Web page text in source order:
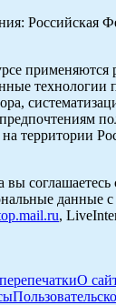
Российская
применяются
технологии
территории
вы
данные
,
О